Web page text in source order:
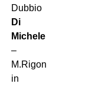
Dubbio
Di
Michele
–
M.Rigoni:
in